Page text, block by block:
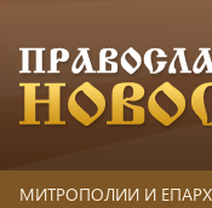
МИТРОПОЛИИ И